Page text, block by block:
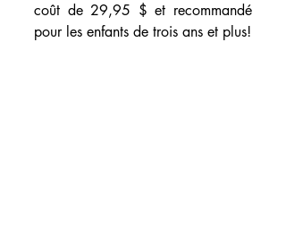
coût de 29,95 $ et recommandé
pour les enfants de trois ans et plus!